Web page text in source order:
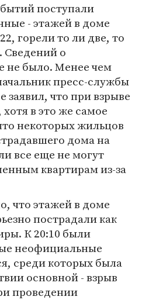
поступали
- этажей в доме
горели то ли две, то
Сведений о
не было. Менее чем
пресс-службы
что при взрыве
в это же самое
некоторых жильцов
дома на
все еще не могут
квартирам из-за
что этажей в доме
пострадали как
К 20:10 были
неофициальные
среди которых была
основной - взрыв
проведении